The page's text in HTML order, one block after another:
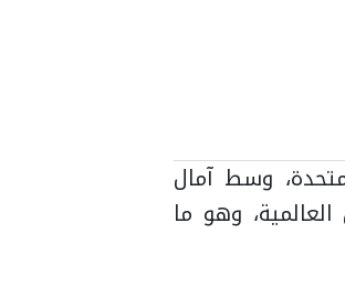
وسط آمال
وهو ما